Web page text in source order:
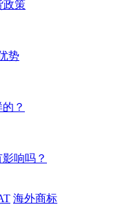
政策
势
？
响吗？
海外商标